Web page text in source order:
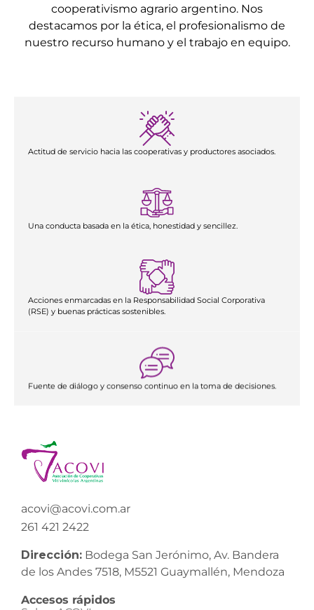
cooperativismo agrario argentino. Nos
destacamos por la ética, el profesionalismo de
nuestro recurso humano y el trabajo en equipo.
Actitud de servicio hacia las cooperativas y productores asociados.
Una conducta basada en la ética, honestidad y sencillez.
Acciones enmarcadas en la Responsabilidad Social Corporativa
(RSE) y buenas prácticas sostenibles.
Fuente de diálogo y consenso continuo en la toma de decisiones.
acovi@acovi.com.ar
261 421 2422
Dirección: Bodega San Jerónimo, Av. Bandera
de los Andes 7518, M5521 Guaymallén, Mendoza
Accesos rápidos